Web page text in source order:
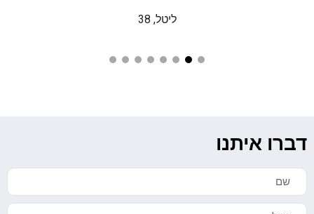
ליטל, 38
דברו איתנו